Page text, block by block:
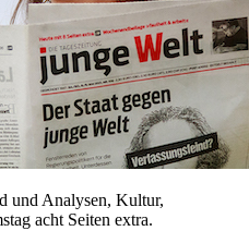
und Analysen, Kultur,
acht Seiten extra.